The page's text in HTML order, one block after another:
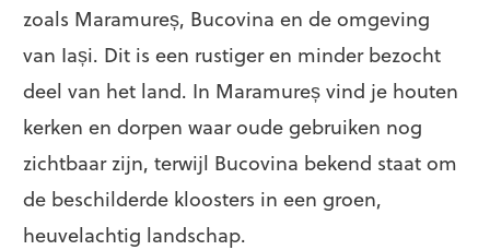
zoals Maramureș, Bucovina en de omgeving
van Iași. Dit is een rustiger en minder bezocht
deel van het land. In Maramureș vind je houten
kerken en dorpen waar oude gebruiken nog
zichtbaar zijn, terwijl Bucovina bekend staat om
de beschilderde kloosters in een groen,
heuvelachtig landschap.